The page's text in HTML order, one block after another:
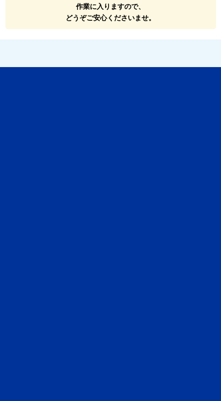
作業に入りますので、
どうぞご安心くださいませ。